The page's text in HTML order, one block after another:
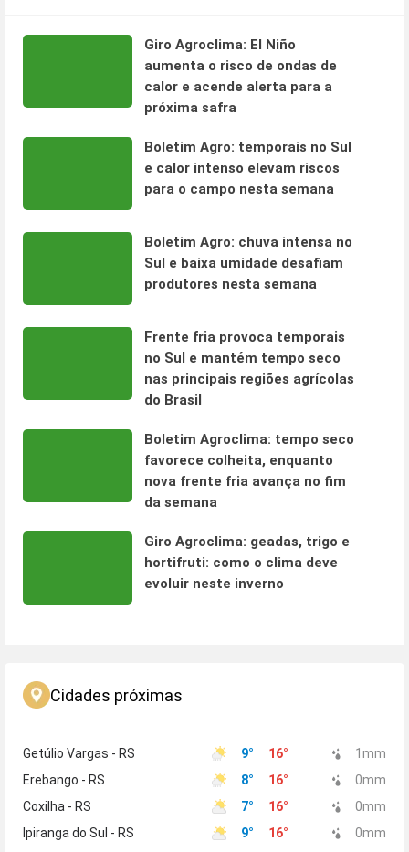
Giro Agroclima: El Niño
aumenta o risco de ondas de
calor e acende alerta para a
próxima safra
Boletim Agro: temporais no Sul
e calor intenso elevam riscos
para o campo nesta semana
Boletim Agro: chuva intensa no
Sul e baixa umidade desafiam
produtores nesta semana
Frente fria provoca temporais
no Sul e mantém tempo seco
nas principais regiões agrícolas
do Brasil
Boletim Agroclima: tempo seco
favorece colheita, enquanto
nova frente fria avança no fim
da semana
Giro Agroclima: geadas, trigo e
hortifruti: como o clima deve
evoluir neste inverno
Cidades próximas
Getúlio Vargas - RS 9° 16° 1 mm
Erebango - RS
8° 16° 0mm
Coxilha - RS
7° 16° 0mm
Ipiranga do Sul - RS
9° 16° 0mm